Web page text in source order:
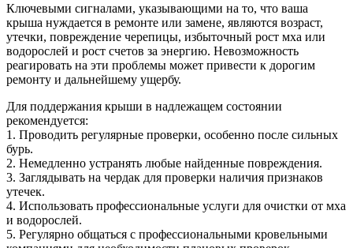
Ключевыми сигналами, указывающими на то, что ваша
крыша нуждается в ремонте или замене, являются возраст,
утечки, повреждение черепицы, избыточный рост мха или
водорослей и рост счетов за энергию. Невозможность
реагировать на эти проблемы может привести к дорогим
ремонту и дальнейшему ущербу.
Для поддержания крыши в надлежащем состоянии
рекомендуется:
1. Проводить регулярные проверки, особенно после сильных
бурь.
2. Немедленно устранять любые найденные повреждения.
3. Заглядывать на чердак для проверки наличия признаков
утечек.
4. Использовать профессиональные услуги для очистки от мха
и водорослей.
5. Регулярно общаться с профессиональными кровельными